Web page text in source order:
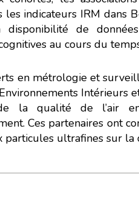
l’écoconception.
Merci pour votre
les indicateurs IRM dans
disponibilité de
au cours du
en métrologie et
Intérieurs
la qualité de l’air
Ces partenaires ont
particules ultrafines sur